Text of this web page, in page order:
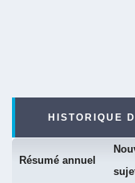
HISTORIQUE
Résumé annuel